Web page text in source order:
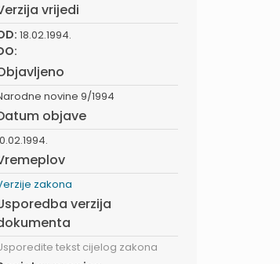
vrijedi
18.02.1994.
novine 9/1994
objave
zakona
verzija
tekst cijelog zakona